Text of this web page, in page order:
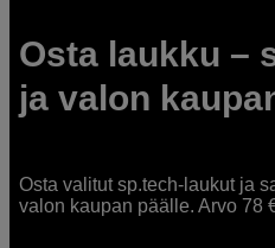
Osta laukku –
ja valon
Osta valitut sp.tech-laukut ja
valon kaupan päälle. Arvo 78